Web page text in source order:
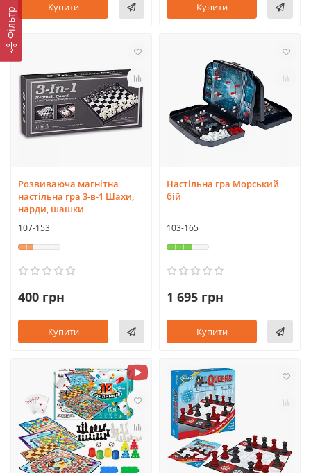
Фільтр Купити Купити
Розвиваюча магнітна
настільна гра 3-в-1 Шахи,
нарди, шашки
107-153
400 грн
Купити
Настільна гра Морський
бій
103-165
1 695 грн
Купити